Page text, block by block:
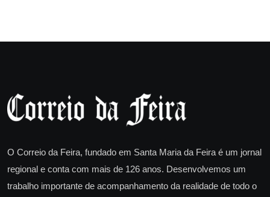
O Correio da Feira, fundado em Santa Maria da Feira é um jornal
regional e conta com mais de 126 anos. Desenvolvemos um
trabalho importante de acompanhamento da realidade de todo o